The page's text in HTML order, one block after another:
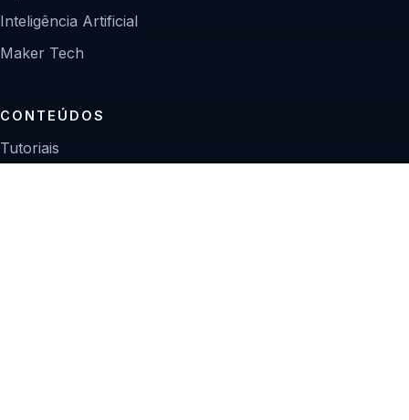
Inteligência Artificial
Maker Tech
CONTEÚDOS
Tutoriais